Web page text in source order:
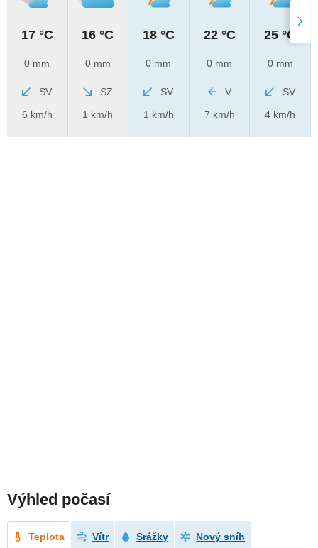
17 °C
0 mm
SV
6 km/h
16 °C
0 mm
SZ
1 km/h
18 °C
0 mm
SV
1 km/h
22 °C
0 mm
V
7 km/h
25 °C
0 mm
SV
4 km/h
Výhled počasí
Teplota Vítr Srážky Nový sníh